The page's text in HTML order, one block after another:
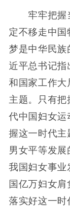
牢牢把握当
定不移走中国
梦是中华民族
近平总书记指
和国家工作大
主题。只有把
代中国妇女运
握这一时代主
男女平等发
我国妇女事业
国亿万妇女
落实好这一时